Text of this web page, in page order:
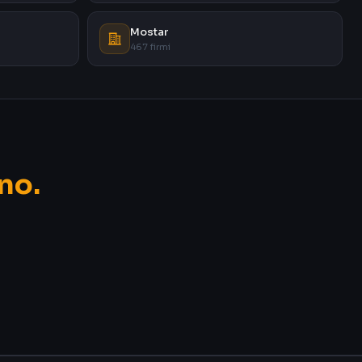
Mostar
467 firmi